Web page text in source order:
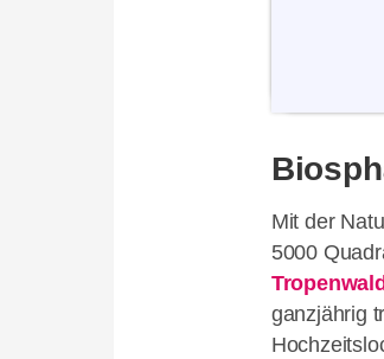
Mit der
5000
Tropenwald
ganzjährig